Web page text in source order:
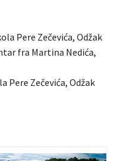
Pere Zečevića, Odžak
fra Martina Nedića,
Pere Zečevića, Odžak